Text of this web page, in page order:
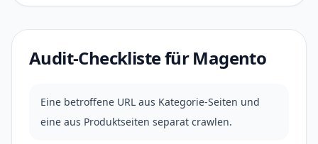
Audit-Checkliste für Magento
Eine betroffene URL aus Kategorie-Seiten und
eine aus Produktseiten separat crawlen.